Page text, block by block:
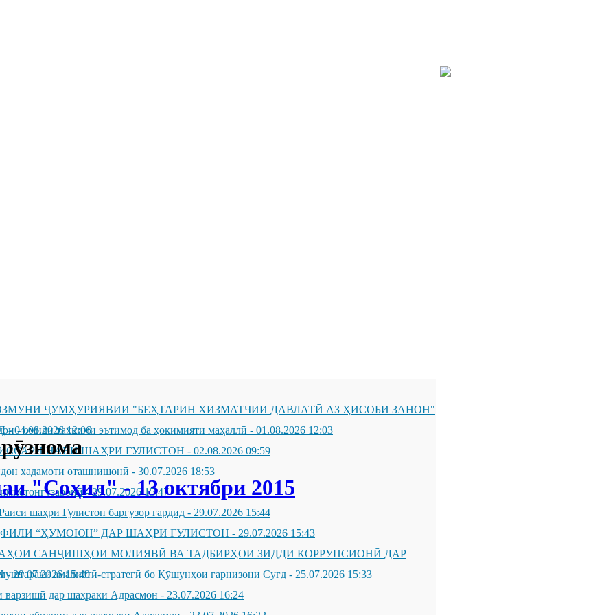
ҶУМҲУРИЯВИИ "БЕҲТАРИН ХИЗМАТЧИИ ДАВЛАТӢ АЗ ҲИСОБИ ЗАНОН"
-04.08.2026 12:06
- омили таҳкими эътимод ба ҳокимияти маҳаллӣ - 01.08.2026 12:03
НАВИ ШАҲРИ ГУЛИСТОН - 02.08.2026 09:59
хадамоти оташнишонӣ - 30.07.2026 18:53
- 29.07.2026 15:47
шаҳри Гулистон баргузор гардид - 29.07.2026 15:44
“ҲУМОЮН” ДАР ШАҲРИ ГУЛИСТОН - 29.07.2026 15:43
САНҶИШҲОИ МОЛИЯВӢ ВА ТАДБИРҲОИ ЗИДДИ КОРРУПСИОНӢ ДАР
-29.07.2026 15:40амалиётӣ-стратегӣ бо Қӯшунҳои гарнизони Суғд - 25.07.2026 15:33
варзишӣ дар шаҳраки Адрасмон - 23.07.2026 16:24
"Соҳил" - 13 октябри 2015